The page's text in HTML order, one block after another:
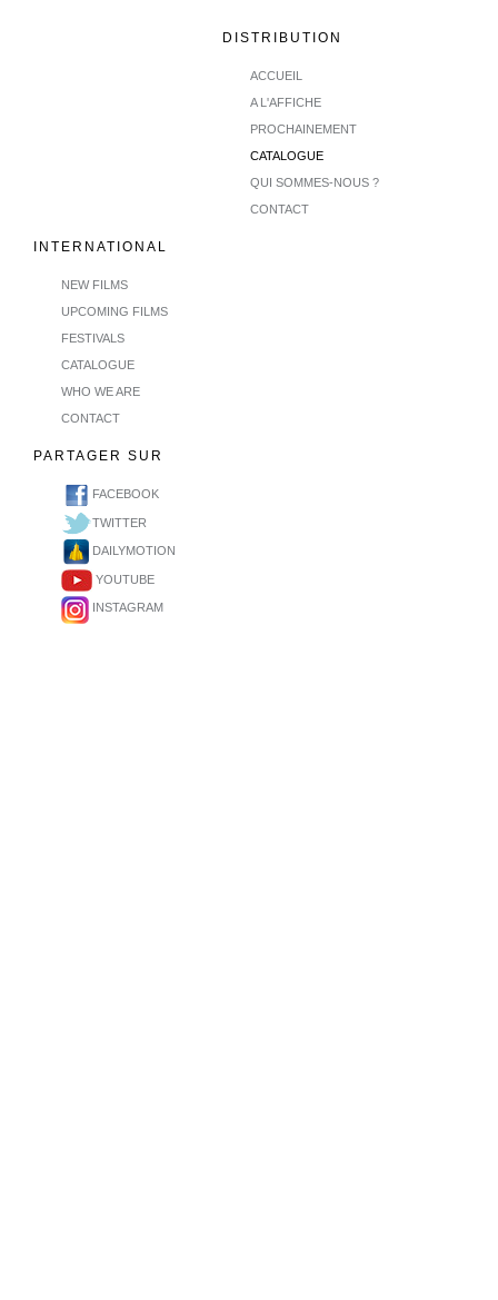
DISTRIBUTION
ACCUEIL
A L'AFFICHE
PROCHAINEMENT
CATALOGUE
QUI SOMMES-NOUS ?
CONTACT
INTERNATIONAL
NEW FILMS
UPCOMING FILMS
FESTIVALS
CATALOGUE
WHO WE ARE
CONTACT
PARTAGER SUR
FACEBOOK
TWITTER
DAILYMOTION
YOUTUBE
INSTAGRAM